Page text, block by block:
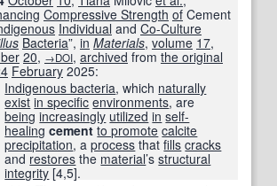
Compressive Strength of Cement
Individual and Co-Culture
Bacteria”, in Materials‎, volume 17,
20, →DOI, archived from the original
February 2025:
Indigenous bacteria, which naturally
exist in specific environments, are
being increasingly utilized in self-
healing cement to promote calcite
precipitation, aprocess thatfills cracks
and restores the material’sstructural
integrity [4,5].